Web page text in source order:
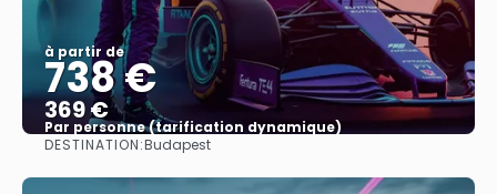
à partir de
738 €
369 €
Par personne (tarification dynamique)
DESTINATION:Budapest